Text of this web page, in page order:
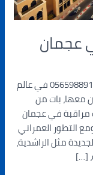
عجمان
تركيب كاميرات مراقبة في عجمان اتصل بنا 0565988919 في عالم
معها، بات من
مراقبة في عجمان
التطور العمراني
مثل الراشدية،
[…]